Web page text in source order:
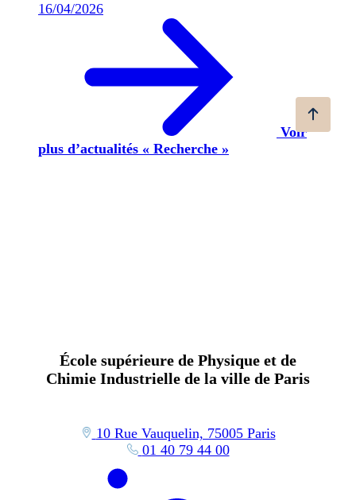
16/04/2026
Voir
plus d’actualités « Recherche »
École supérieure de Physique et de
Chimie Industrielle de la ville de Paris
10 Rue Vauquelin, 75005 Paris
01 40 79 44 00